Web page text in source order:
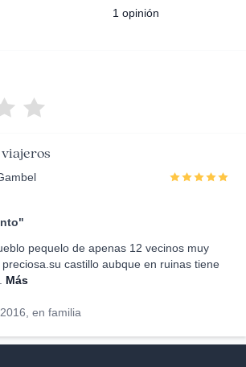
1 opinión
pequelo de apenas 12 vecinos muy
castillo aubque en ruinas tiene
Más
en familia